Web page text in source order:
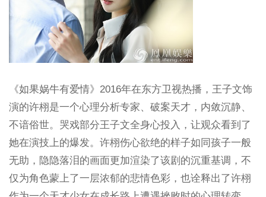
《如果娲牛有爱情》2016年在东方卫视热播，王子文饰
演的许栩是一个心理分析专家、破案天才，内敛沉静、
不谙俗世。哭戏部分王子文全身心投入，让观众看到了
她在演技上的爆发。许栩伤心欲绝的样子如同孩子一般
无助，隐隐落泪的画面更加渲染了该剧的沉重基调，不
仅为角色蒙上了一层浓郁的悲情色彩，也诠释出了许栩